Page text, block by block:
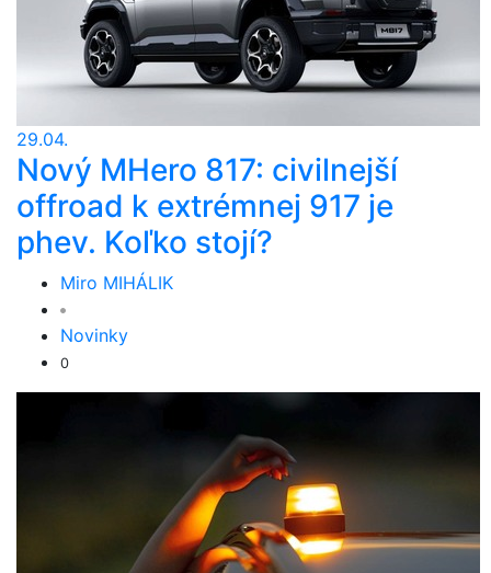
29.04.
Nový MHero 817: civilnejší
offroad k extrémnej 917 je
phev. Koľko stojí?
Miro MIHÁLIK
Novinky
0